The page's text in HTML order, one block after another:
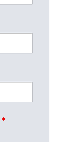
*